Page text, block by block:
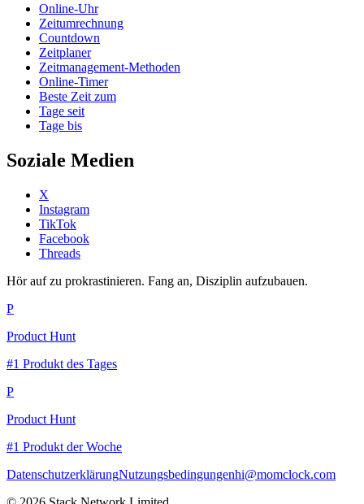
Online-Uhr
Zeitumrechnung
Countdown
Zeitplaner
Zeitmanagement-Methoden
Online-Timer
Beste Zeit zum
Tage seit
Tage bis
Soziale Medien
X
Instagram
TikTok
Facebook
Threads
Hör auf zu prokrastinieren. Fang an, Disziplin aufzubauen.
P
Product Hunt
#1 Produkt des Tages
P
Product Hunt
#1 Produkt der Woche
DatenschutzerklärungNutzungsbedingungenhi@momclock.com